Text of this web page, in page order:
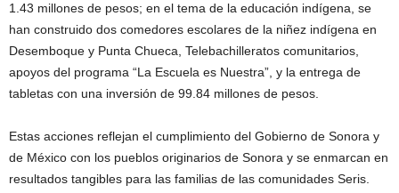
1.43 millones de pesos; en el tema de la educación indígena, se
han construido dos comedores escolares de la niñez indígena en
Desemboque y Punta Chueca, Telebachilleratos comunitarios,
apoyos del programa “La Escuela es Nuestra”, y la entrega de
tabletas con una inversión de 99.84 millones de pesos.
Estas acciones reflejan el cumplimiento del Gobierno de Sonora y
de México con los pueblos originarios de Sonora y se enmarcan en
resultados tangibles para las familias de las comunidades Seris.